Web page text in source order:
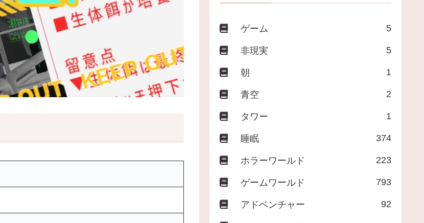
ゲーム 5
非現実 5
朝 1
青空 2
タワー 1
睡眠 374
ホラーワールド 223
ゲームワールド 793
アドベンチャー 92